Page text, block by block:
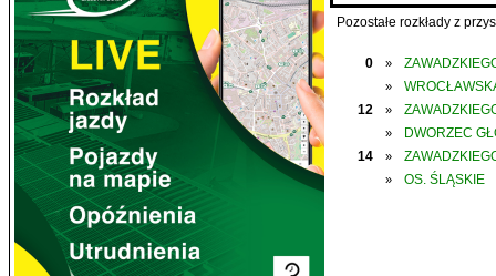
Pozostałe rozkłady z
0 »
»
12
»
»
DWORZEC
14
»
» OS. ŚLĄSKIE